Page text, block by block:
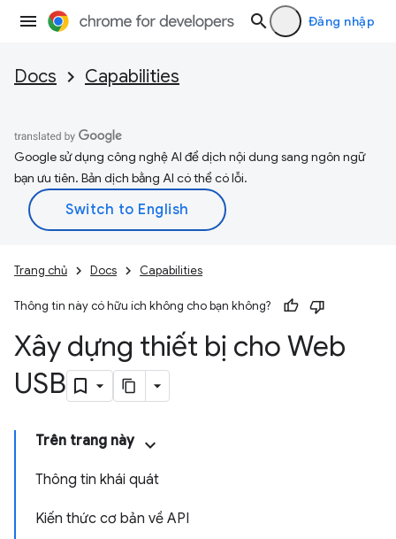
Đăng nhập
Docs Capabilities
Google sử dụng công nghệ AI để dịch nội dung sang ngôn ngữ
bạn ưu tiên. Bản dịch bằng AI có thể có lỗi.
Trang chủ Docs Capabilities
Thông tin này có hữu ích không cho bạn không?
Xây dựng thiết bị cho Web
USB
Trên trang này
Thông tin khái quát
Kiến thức cơ bản về API